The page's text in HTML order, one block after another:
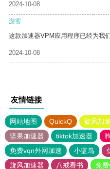
2024-10-08
游客
这款加速器VPM应用程序已经为我
2024-10-08
友情链接
网站地图 QuickQ 旋风加
坚果加速器
tiktok加速器
免费vqn外网加速
小蓝鸟
旋风加速器
八戒看书 免